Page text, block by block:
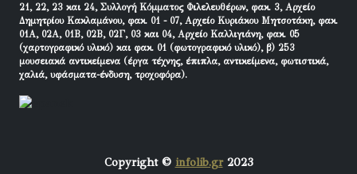
21, 22, 23 και 24, Συλλογή Κόμματος Φιλελευθέρων, φακ. 3, Αρχείο
Δημητρίου Κακλαμάνου, φακ. 01 - 07, Αρχείο Κυριάκου Μητσοτάκη, φακ.
01Α, 02Α, 01Β, 02Β, 02Γ, 03 και 04, Αρχείο Καλλιγιάνη, φακ. 05
(χαρτογραφικό υλικό) και φακ. 01 (φωτογραφικό υλικό), β) 253
μουσειακά αντικείμενα (έργα τέχνης, έπιπλα, αντικείμενα, φωτιστικά,
χαλιά, υφάσματα-ένδυση, τροχοφόρα).
Copyright © infolib.gr2023